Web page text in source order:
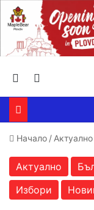
Търсене ...
Начало / Актуално
Актуално
Избори